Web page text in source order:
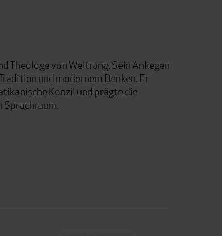
Theologe von Weltrang. Sein Anliegen
und modernem Denken. Er
Konzil und prägte die
Sprachraum.